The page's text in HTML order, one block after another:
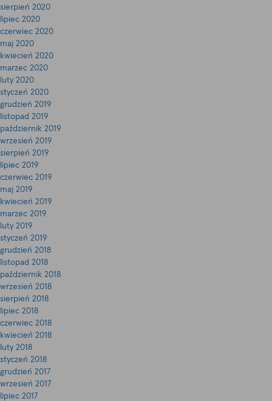
sierpień 2020
lipiec 2020
czerwiec 2020
maj 2020
kwiecień 2020
marzec 2020
luty 2020
styczeń 2020
grudzień 2019
listopad 2019
październik 2019
wrzesień 2019
sierpień 2019
lipiec 2019
czerwiec 2019
maj 2019
kwiecień 2019
marzec 2019
luty 2019
styczeń 2019
grudzień 2018
listopad 2018
październik 2018
wrzesień 2018
sierpień 2018
lipiec 2018
czerwiec 2018
kwiecień 2018
luty 2018
styczeń 2018
grudzień 2017
wrzesień 2017
lipiec 2017